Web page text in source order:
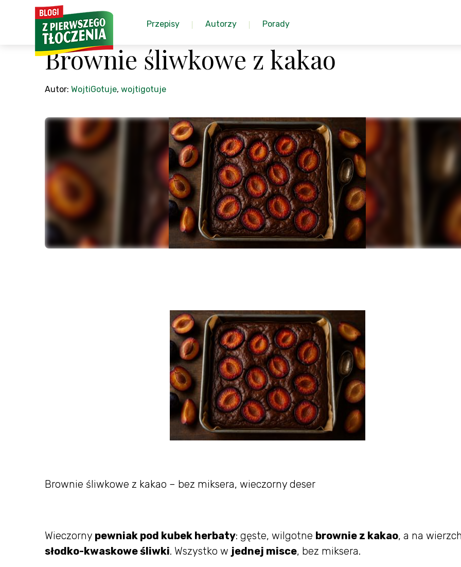
Przepisy Autorzy Porady
Brownie śliwkowe z kakao
Autor: WojtiGotuje, wojtigotuje
Brownie śliwkowe z kakao – bez miksera, wieczorny deser
Wieczorny pewniak pod kubek herbaty: gęste, wilgotne brownie z kakao, a na
słodko-kwaskowe śliwki. Wszystko w jednej misce, bez miksera.